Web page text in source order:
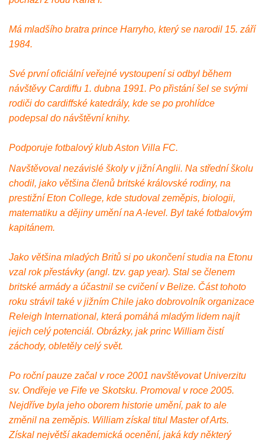
Má mladšího bratra prince Harryho, který se narodil 15. září
1984.
Své první oficiální veřejné vystoupení si odbyl během
návštěvy Cardiffu 1. dubna 1991. Po přistání šel se svými
rodiči do cardiffské katedrály, kde se po prohlídce
podepsal do návštěvní knihy.
Podporuje fotbalový klub Aston Villa FC.
Navštěvoval nezávislé školy v jižní Anglii. Na střední školu
chodil, jako většina členů britské královské rodiny, na
prestižní Eton College, kde studoval zeměpis, biologii,
matematiku a dějiny umění na A-level. Byl také fotbalovým
kapitánem.
Jako většina mladých Britů si po ukončení studia na Etonu
vzal rok přestávky (angl. tzv. gap year). Stal se členem
britské armády a účastnil se cvičení v Belize. Část tohoto
roku strávil také v jižním Chile jako dobrovolník organizace
Releigh International, která pomáhá mladým lidem najít
jejich celý potenciál. Obrázky, jak princ William čistí
záchody, obletěly celý svět.
Po roční pauze začal v roce 2001 navštěvovat Univerzitu
sv. Ondřeje ve Fife ve Skotsku. Promoval v roce 2005.
Nejdříve byla jeho oborem historie umění, pak to ale
změnil na zeměpis. William získal titul Master of Arts.
Získal největší akademická ocenění, jaká kdy některý